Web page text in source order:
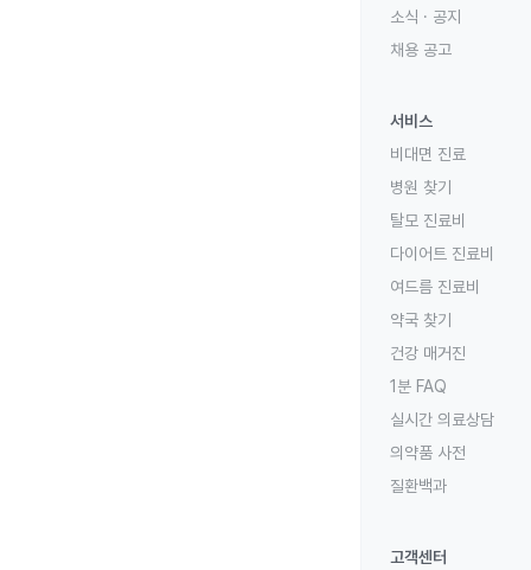
소식 · 공지
채용 공고
서비스
비대면 진료
병원 찾기
탈모 진료비
다이어트 진료비
여드름 진료비
약국 찾기
건강 매거진
1분 FAQ
실시간 의료상담
의약품 사전
질환백과
고객센터